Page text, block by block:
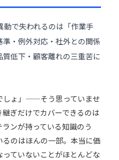
動で失われるのは「作業手
・例外対応・社外との関係
低下・顧客離れの三重苦に
しょ」——そう思っていませ
ぎだけでカバーできるのは
ンが持っている知識のう
のはほんの一部。本当に価
ていないことがほとんどな